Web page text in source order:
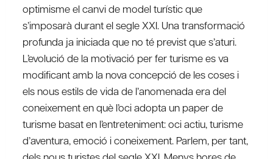
optimisme el canvi de model turístic que
s’imposarà durant el segle XXI. Una transformació
profunda ja iniciada que no té previst que s’aturi.
L’evolució de la motivació per fer turisme es va
modificant amb la nova concepció de les coses i
els nous estils de vida de l’anomenada era del
coneixement en què l’oci adopta un paper de
turisme basat en l’entreteniment: oci actiu, turisme
d’aventura, emoció i coneixement. Parlem, per tant,